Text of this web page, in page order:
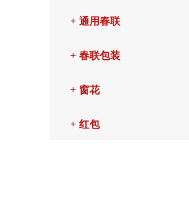
+ 通用春联
+ 春联包装
+ 窗花
+ 红包